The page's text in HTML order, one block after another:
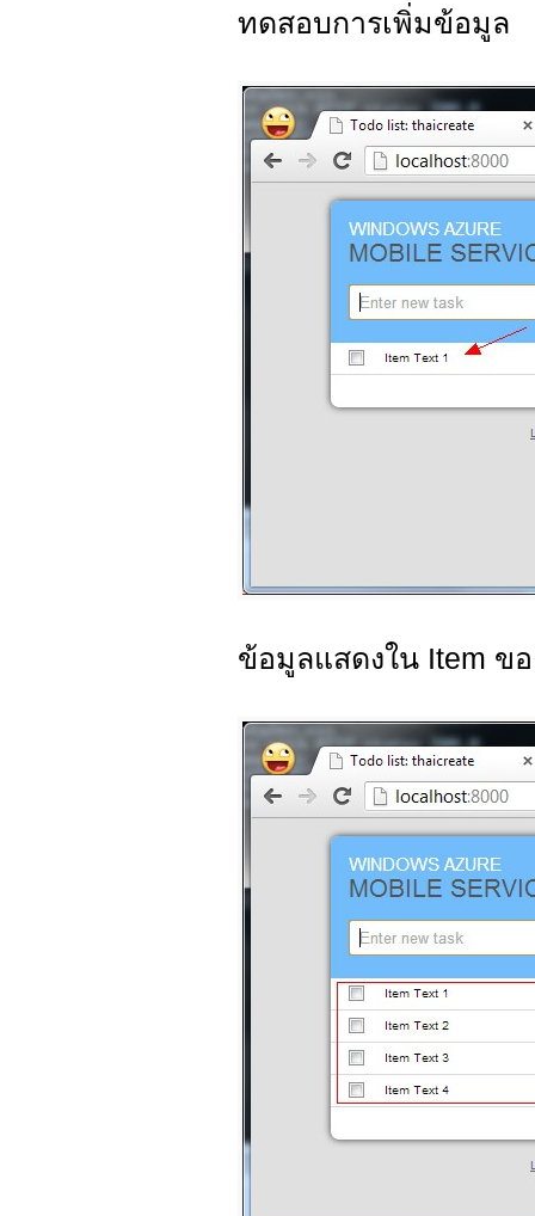
ทดสอบการเพิ่มข้อมูล
ข้อมูลแสดงใน Item ขอ